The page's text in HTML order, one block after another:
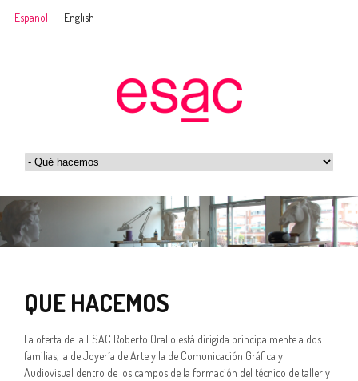
Español English
QUE HACEMOS
La oferta de la ESAC Roberto Orallo está dirigida principalmente a dos
familias, la de Joyería de Arte y la de Comunicación Gráfica y
Audiovisual dentro de los campos de la formación del técnico de taller y